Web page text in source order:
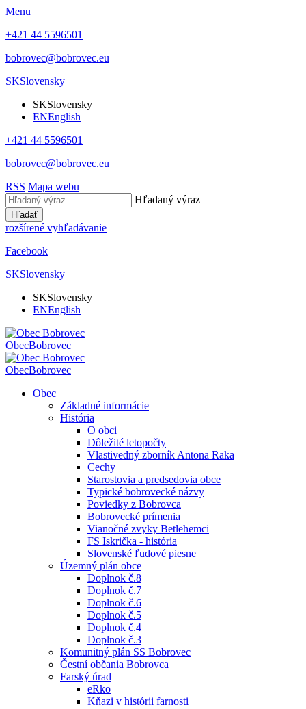
Menu
+421 44 5596501
bobrovec@bobrovec.eu
SKSlovensky
SKSlovensky
ENEnglish
+421 44 5596501
bobrovec@bobrovec.eu
RSS Mapa webu
Hľadaný výraz
Hľadať
rozšírené vyhľadávanie
Facebook
SKSlovensky
SKSlovensky
ENEnglish
ObecBobrovec
ObecBobrovec
Obec
Základné informácie
História
O obci
Dôležité letopočty
Vlastivedný zborník Antona Raka
Cechy
Starostovia a predsedovia obce
Typické bobrovecké názvy
Poviedky z Bobrovca
Bobrovecké prímenia
Vianočné zvyky Betlehemci
FS Iskrička - história
Slovenské ľudové piesne
Územný plán obce
Doplnok č.8
Doplnok č.7
Doplnok č.6
Doplnok č.5
Doplnok č.4
Doplnok č.3
Komunitný plán SS Bobrovec
Čestní občania Bobrovca
Farský úrad
eRko
Kňazi v histórii farnosti